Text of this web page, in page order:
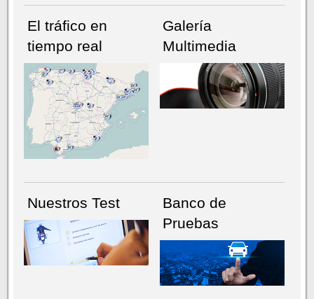
NÚMERO ACTUALHEMEROTECA
El tráfico en
tiempo real
Galería
Multimedia
Nuestros Test
Banco de
Pruebas